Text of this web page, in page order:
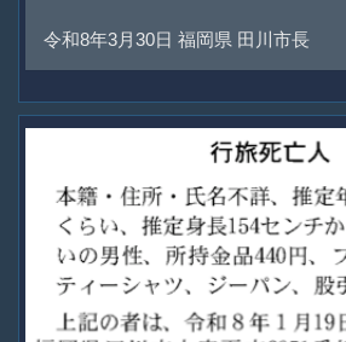
令和8年3月30日 福岡県 田川市長